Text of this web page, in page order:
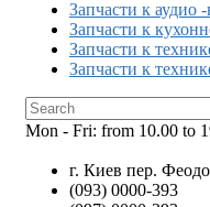
Запчасти к аудио
Запчасти к
Запчасти к
Запчасти к
Mon - Fri: from 10.00 to
г. Киев пер.
(093) 0000-393